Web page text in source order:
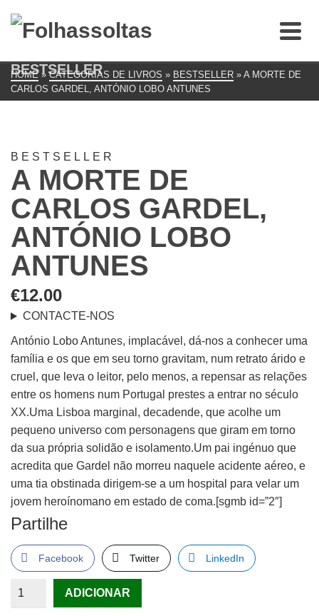
BESTSELLER
HOME » CATEGORIAS DE LIVROS » BESTSELLER » A MORTE DE
CARLOS GARDEL, ANTÓNIO LOBO ANTUNES
BESTSELLER
A MORTE DE
CARLOS GARDEL,
ANTÓNIO LOBO
ANTUNES
€12.00
CONTACTE-NOS
António Lobo Antunes, implacável, dá-nos a conhecer uma
família e os que em seu torno gravitam, num retrato árido e
cruel, que leva o leitor, pelo menos, a repensar as relações
entre os homens num Portugal prestes a entrar no século
XX.Uma Lisboa marginal, decadende, que acolhe um
pequeno universo com personagens que giram em torno
da sua própria solidão e isolamento.Um pai ingénuo que
acredita que Gardel não morreu naquele acidente aéreo, e
uma tia obstinada dirigem-se a um hospital para velar um
jovem heroínomano em estado de coma.[sgmb id=”2″]
Partilhe
Facebook Twitter LinkedIn
QuantidadeADICIONAR